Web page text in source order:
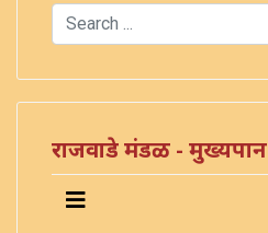
Search
राजवाडे मंडळ - मुख्यपान